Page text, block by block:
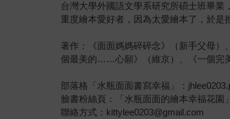
台灣大學外國語文學系研究所碩士班畢業
重度繪本愛好者，因為太愛繪本了，於是
著作：《面面媽媽碎碎念》（新手父母）
個最美的……心願》（維京）、《一個完
部落格「水瓶面面書寫幸福」：
臉書粉絲頁：「水瓶面面的繪本幸福花園」
聯絡方式：kittylee0203@gmail.com